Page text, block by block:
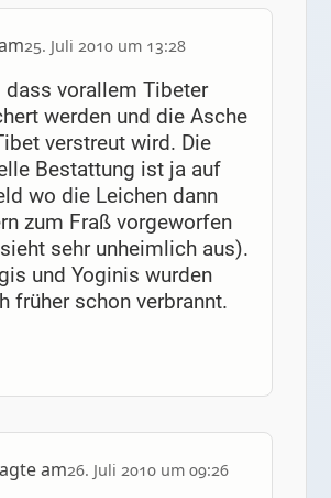
25. Juli 2010 um 13:28
dass vorallem Tibeter
werden und die Asche
verstreut wird. Die
Bestattung ist ja auf
wo die Leichen dann
zum Fraß vorgeworfen
sehr unheimlich aus).
und Yoginis wurden
früher schon verbrannt.
am26. Juli 2010 um 09:26